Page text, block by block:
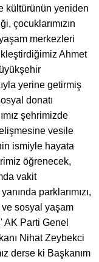
kültürünün yeniden
çocuklarımızın
merkezleri
Ahmet
yerine getirmiş
donatı
şehrimizde
vesile
ismiyle hayata
öğrenecek,
vakit
parklarımızı,
ve sosyal yaşam
AK Parti Genel
Nihat Zeybekci
derse ki Başkanım